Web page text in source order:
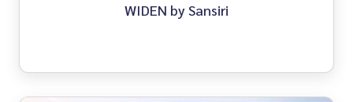
WIDEN by Sansiri